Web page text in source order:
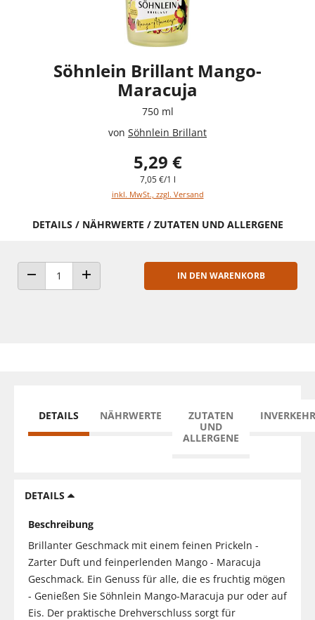
Söhnlein Brillant Mango-
Maracuja
750 ml
von Söhnlein Brillant
5,29 €
7,05 €/1 l
inkl. MwSt., zzgl. Versand
DETAILS / NÄHRWERTE / ZUTATEN UND ALLERGENE
ANZAHL VERRINGERNANZAHL ERHÖHEN
IN DEN WARENKORB
DETAILS NÄHRWERTE
ZUTATEN
UND
ALLERGENE
DETAILS
Beschreibung
Brillanter Geschmack mit einem feinen Prickeln -
Zarter Duft und feinperlenden Mango - Maracuja
Geschmack. Ein Genuss für alle, die es fruchtig mögen
- Genießen Sie Söhnlein Mango-Maracuja pur oder auf
Eis. Der praktische Drehverschluss sorgt für